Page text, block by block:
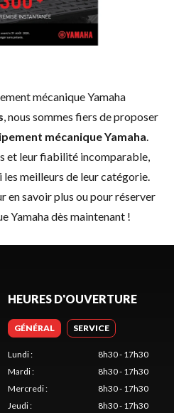
mécanique Yamaha
, nous sommes fiers de proposer
mécanique Yamaha.
et leur fiabilité incomparable,
meilleurs de leur catégorie.
en savoir plus ou pour réserver
Yamaha dès maintenant !
HEURES D'OUVERTURE
GÉNÉRAL SERVICE
Lundi:
8h30 - 17h30
Mardi:
8h30 - 17h30
Mercredi:
8h30 - 17h30
Jeudi: 8h30 - 17h30